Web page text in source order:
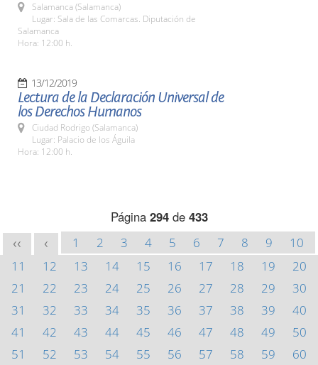
Salamanca (Salamanca)
Lugar: Sala de las Comarcas. Diputación de
Salamanca
Hora: 12:00 h.
13/12/2019
Lectura de la Declaración Universal de
los Derechos Humanos
Ciudad Rodrigo (Salamanca)
Lugar: Palacio de los Águila
Hora: 12:00 h.
Página 294de 433
<< < 1 2 3 4 5 6 7 8 9
10
11
12 13 14 15 16 17 18 19
20
21
22 23 24 25 26 27 28 29
30
31
32 33 34 35 36 37 38 39
40
41
42 43 44 45 46 47 48 49
50
51
52 53 54 55 56 57 58 59
60